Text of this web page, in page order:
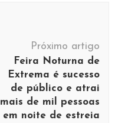
Próximo artigo
Feira Noturna de
Extrema é sucesso
de público e atrai
mais de mil pessoas
em noite de estreia